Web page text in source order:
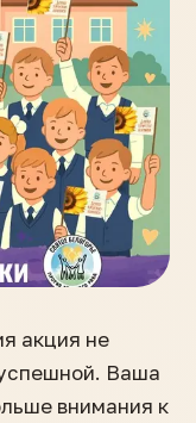
акция не
Ваша
внимания к